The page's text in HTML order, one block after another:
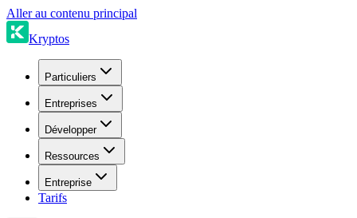
Aller au contenu principal
Kryptos
Particuliers
Entreprises
Développer
Ressources
Entreprise
Tarifs